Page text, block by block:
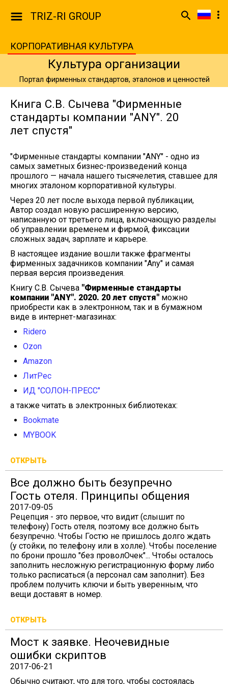
TRIZ-RI GROUP
КОРПОРАТИВНАЯ КУЛЬТУРА
Культура организации
Портал фирменных стандартов, эталонов и ценностей
Книга С.В. Сычева "Фирменные
стандарты компании "ANY". 20
лет спустя"
"Фирменные стандарты компании "ANY" - одно из
самых заметных бизнес-произведений конца
прошлого — начала нашего тысячелетия, ставшее для
многих эталоном корпоративной культуры.
Через 20 лет после выхода первой публикации,
Автор создал новую расширенную версию,
написанную от третьего лица, включающую разделы
об управлении временем и фирмой, фиксации
сложных задач, зарплате и карьере.
В настоящее издание вошли также фрагменты
фирменных задачников компании "Any" и самая
первая версия произведения.
Книгу С.В. Сычева "Фирменные стандарты
компании "ANY". 2020. 20 лет спустя" можно
приобрести как в электронном, так и в бумажном
виде в интернет-магазинах:
Ridero
Ozon
Amazon
ЛитРес
ИД "СОЛОН-ПРЕСС"
а также читать в электронных библиотеках:
Bookmate
MYBOOK
ОТКРЫТЬ
Все должно быть безупречно
Гость отеля. Принципы общения
2017-09-05
Рецепция - это первое, что видит (слышит по
телефону) Гость отеля, поэтому все должно быть
безупречно. Чтобы Гостю не пришлось долго ждать
(у стойки, по телефону или в холле). Чтобы поселение
по брони прошло "без проволОчек"... Чтобы осталось
заполнить несложную регистрационную форму либо
только расписаться (а персонал сам заполнит). Без
проблем получить ключи и быть уверенным, что
вещи доставят в номер.
ОТКРЫТЬ
Мост к заявке. Неочевидные
ошибки скриптов
2017-06-21
Обычно считают, что для того, чтобы состоялась